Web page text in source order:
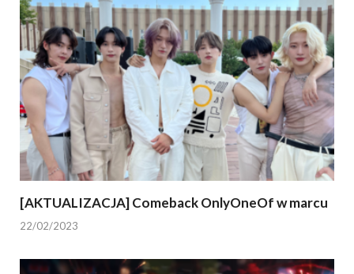
[AKTUALIZACJA] Comeback OnlyOneOf w marcu
22/02/2023